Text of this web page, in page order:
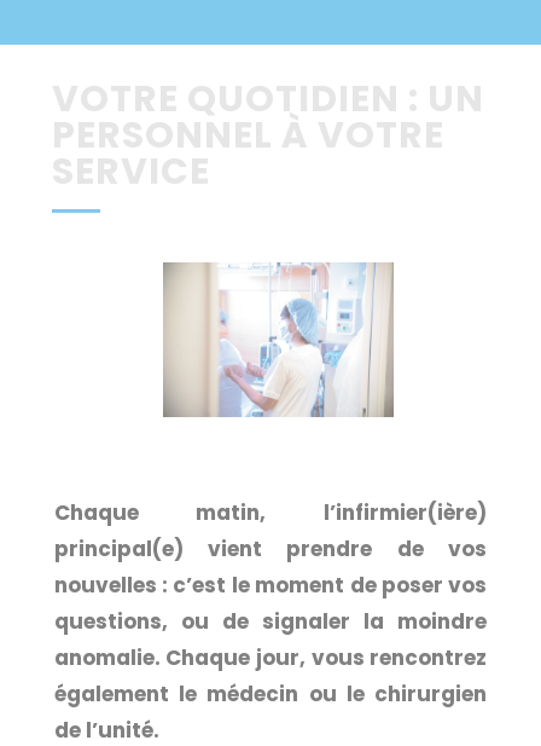
VOTRE QUOTIDIEN : UN
PERSONNEL À VOTRE
SERVICE
Chaque matin, l’infirmier(ière)
principal(e) vient prendre de vos
nouvelles : c’est le moment de poser vos
questions, ou de signaler la moindre
anomalie. Chaque jour, vous rencontrez
également le médecin ou le chirurgien
de l’unité.